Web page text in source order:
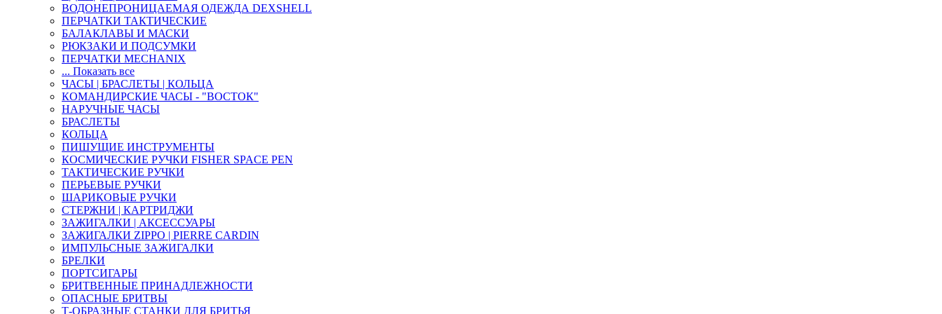
ВОДОНЕПРОНИЦАЕМАЯ ОДЕЖДА DEXSHELL
ПЕРЧАТКИ ТАКТИЧЕСКИЕ
БАЛАКЛАВЫ И МАСКИ
РЮКЗАКИ И ПОДСУМКИ
ПЕРЧАТКИ MECHANIX
... Показать все
ЧАСЫ | БРАСЛЕТЫ | КОЛЬЦА
КОМАНДИРСКИЕ ЧАСЫ - "ВОСТОК"
НАРУЧНЫЕ ЧАСЫ
БРАСЛЕТЫ
КОЛЬЦА
ПИШУЩИЕ ИНСТРУМЕНТЫ
КОСМИЧЕСКИЕ РУЧКИ FISHER SPACE PEN
ТАКТИЧЕСКИЕ РУЧКИ
ПЕРЬЕВЫЕ РУЧКИ
ШАРИКОВЫЕ РУЧКИ
СТЕРЖНИ | КАРТРИДЖИ
ЗАЖИГАЛКИ | АКСЕССУАРЫ
ЗАЖИГАЛКИ ZIPPO | PIERRE CARDIN
ИМПУЛЬСНЫЕ ЗАЖИГАЛКИ
БРЕЛКИ
ПОРТСИГАРЫ
БРИТВЕННЫЕ ПРИНАДЛЕЖНОСТИ
ОПАСНЫЕ БРИТВЫ
Т-ОБРАЗНЫЕ СТАНКИ ДЛЯ БРИТЬЯ